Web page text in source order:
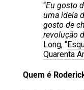
“Eu gosto
uma ideia
gosto de
revolução
Long, “
Quarenta
Quem é